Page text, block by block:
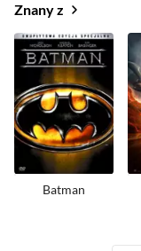
Znany z
Batman